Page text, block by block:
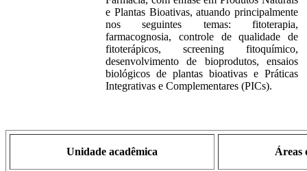
e Plantas Bioativas, atuando principalmente
nos seguintes temas: fitoterapia,
farmacognosia, controle de qualidade de
fitoterápicos, screening fitoquímico,
desenvolvimento de bioprodutos, ensaios
biológicos de plantas bioativas e Práticas
Integrativas e Complementares (PICs).
Unidade acadêmica Áreas